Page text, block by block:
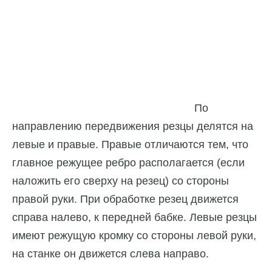
По
направлению передвижения резцы делятся на
левые и правые. Правые отличаются тем, что
главное режущее ребро располагается (если
наложить его сверху на резец) со стороны
правой руки. При обработке резец движется
справа налево, к передней бабке. Левые резцы
имеют режущую кромку со стороны левой руки,
на станке он движется слева направо.